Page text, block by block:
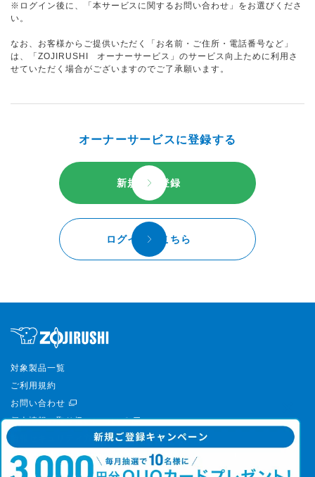
※ログイン後に、「本サービスに関するお問い合わせ」をお選びくださ
い。
なお、お客様からご提供いただく「お名前・ご住所・電話番号など」
は、「ZOJIRUSHI オーナーサービス」のサービス向上ために利用さ
せていただく場合がございますのでご了承願います。
オーナーサービスに登録する
新規会員登録
ログインはこちら
対象製品一覧
ご利用規約
お問い合わせ
個人情報の取り扱いについて
情報セキュリティ方針
外部に送信されるCookie等の情報の取扱いについて